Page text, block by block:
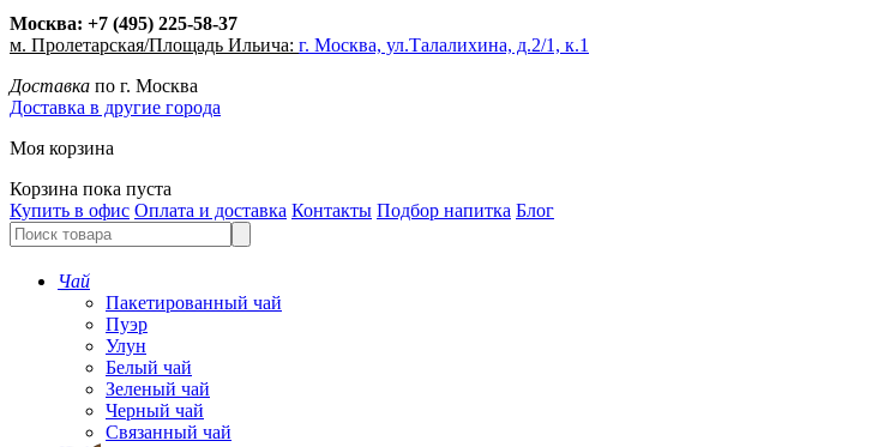
Москва: +7 (495) 225-58-37
м. Пролетарская/Площадь Ильича: г. Москва, ул.Талалихина, д.2/1, к.1
Доставка по г. Москва
Доставка в другие города
Моя корзина
Корзина пока пуста
Купить в офис Оплата и доставка Контакты Подбор напитка Блог
Чай
Пакетированный чай
Пуэр
Улун
Белый чай
Зеленый чай
Черный чай
Связанный чай